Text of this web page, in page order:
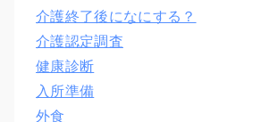
介護終了後になにする？
介護認定調査
健康診断
入所準備
外食